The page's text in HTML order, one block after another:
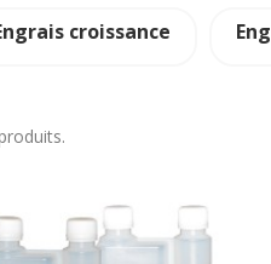
croissance